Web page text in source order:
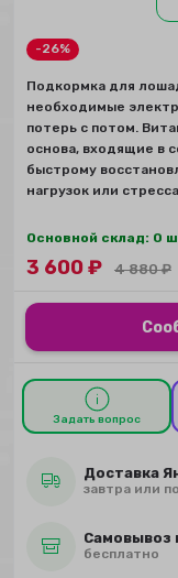
-26%
Подкормка для
необходимые
потерь с потом.
основа, входящие в
быстрому
нагрузок или стресса.
Основной склад: 0
3 600₽ 4 880₽
Задать вопрос
Доставка
завтра или
Самовывоз
бесплатно